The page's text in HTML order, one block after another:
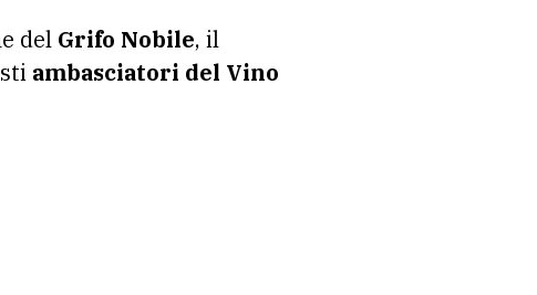
del Grifo Nobile, il
ambasciatori del Vino